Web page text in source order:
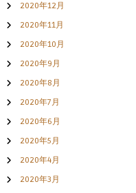
2020年12月
2020年11月
2020年10月
2020年9月
2020年8月
2020年7月
2020年6月
2020年5月
2020年4月
2020年3月